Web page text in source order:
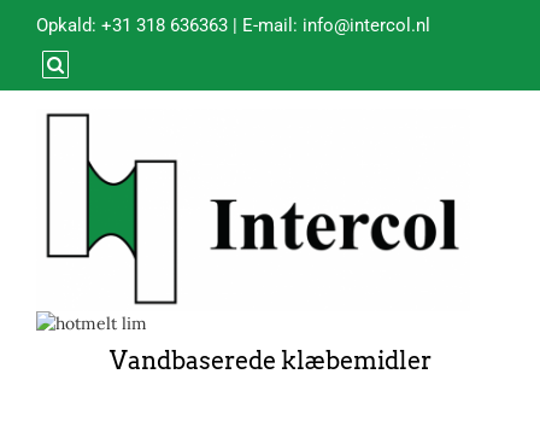
Opkald: +31 318 636363 | E-mail: info@intercol.nl
Vandbaserede klæbemidler